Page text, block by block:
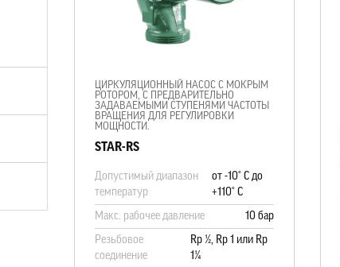
ЦИРКУЛЯЦИОННЫЙ НАСОС С МОКРЫМ
РОТОРОМ, С ПРЕДВАРИТЕЛЬНО
ЗАДАВАЕМЫМИ СТУПЕНЯМИ ЧАСТОТЫ
ВРАЩЕНИЯ ДЛЯ РЕГУЛИРОВКИ
МОЩНОСТИ.
STAR-RS
Допустимый диапазон
температур
от -10° C до
+110° C
Макс. рабочее давление
10 бар
Резьбовое
соединение
Rp ½, Rp 1 или Rp
1¼